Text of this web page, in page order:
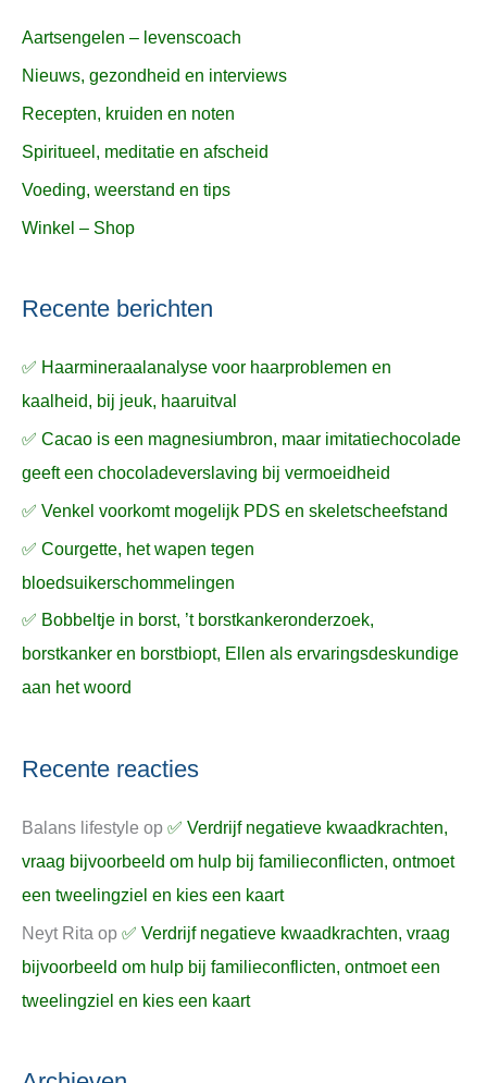
Aartsengelen – levenscoach
Nieuws, gezondheid en interviews
Recepten, kruiden en noten
Spiritueel, meditatie en afscheid
Voeding, weerstand en tips
Winkel – Shop
Recente berichten
✅ Haarmineraalanalyse voor haarproblemen en
kaalheid, bij jeuk, haaruitval
✅ Cacao is een magnesiumbron, maar imitatiechocolade
geeft een chocoladeverslaving bij vermoeidheid
✅ Venkel voorkomt mogelijk PDS en skeletscheefstand
✅ Courgette, het wapen tegen
bloedsuikerschommelingen
✅ Bobbeltje in borst, ’t borstkankeronderzoek,
borstkanker en borstbiopt, Ellen als ervaringsdeskundige
aan het woord
Recente reacties
Balans lifestyle op ✅ Verdrijf negatieve kwaadkrachten,
vraag bijvoorbeeld om hulp bij familieconflicten, ontmoet
een tweelingziel en kies een kaart
Neyt Rita op ✅ Verdrijf negatieve kwaadkrachten, vraag
bijvoorbeeld om hulp bij familieconflicten, ontmoet een
tweelingziel en kies een kaart